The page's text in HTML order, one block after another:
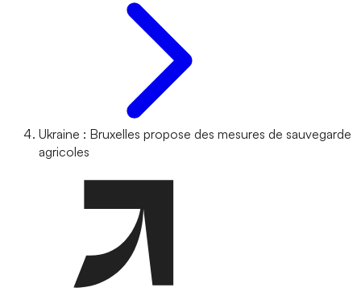
Ukraine : Bruxelles propose des mesures de sauvegarde
agricoles